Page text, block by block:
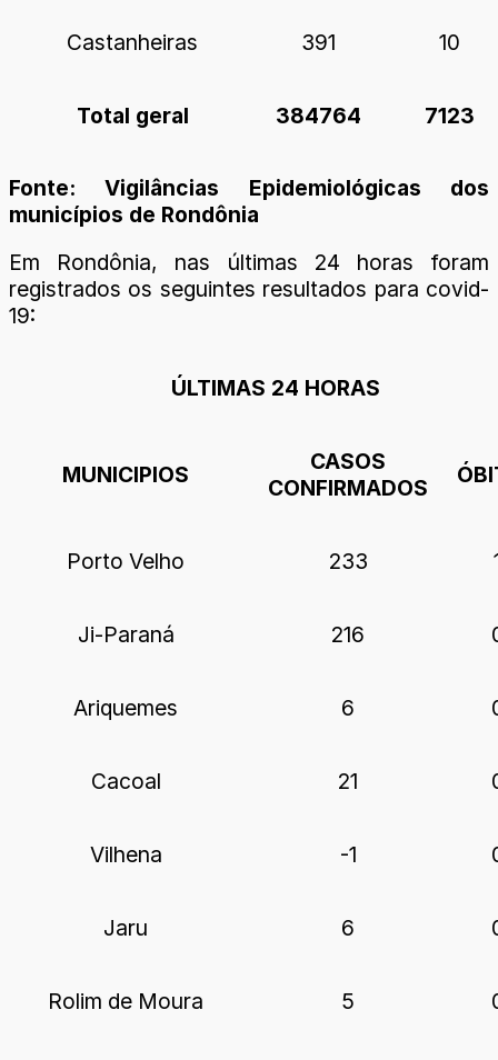
Castanheiras 391 10
Total geral 384764 7123
Fonte: Vigilâncias Epidemiológicas dos
municípios de Rondônia
Em Rondônia, nas últimas 24 horas foram
registrados os seguintes resultados para covid-
19:
ÚLTIMAS 24 HORAS
MUNICIPIOS
CASOS
CONFIRMADOS
Porto Velho 233
Ji-Paraná 216
Ariquemes 6
Cacoal 21
Vilhena -1
Jaru 6
Rolim de Moura 5